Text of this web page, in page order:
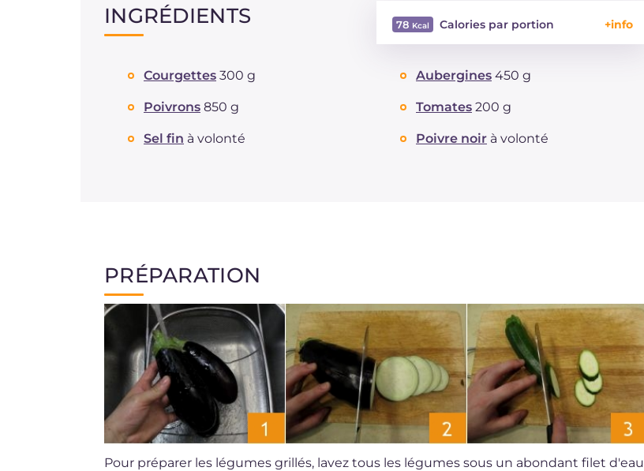
INGRÉDIENTS 78 Calories par portion
Glucides
Protéine
Graisses
Courgettes 300 g Aubergines 450 g
Poivrons 850 g Tomates 200 g
Sel fin à volonté Poivre noir à volonté
PRÉPARATION
Pour préparer les légumes grillés, lavez tous les légumes sous un abondant filet d'eau